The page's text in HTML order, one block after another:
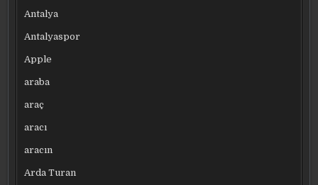
Antalya
Antalyaspor
Apple
araba
araç
aracı
aracın
Arda Turan